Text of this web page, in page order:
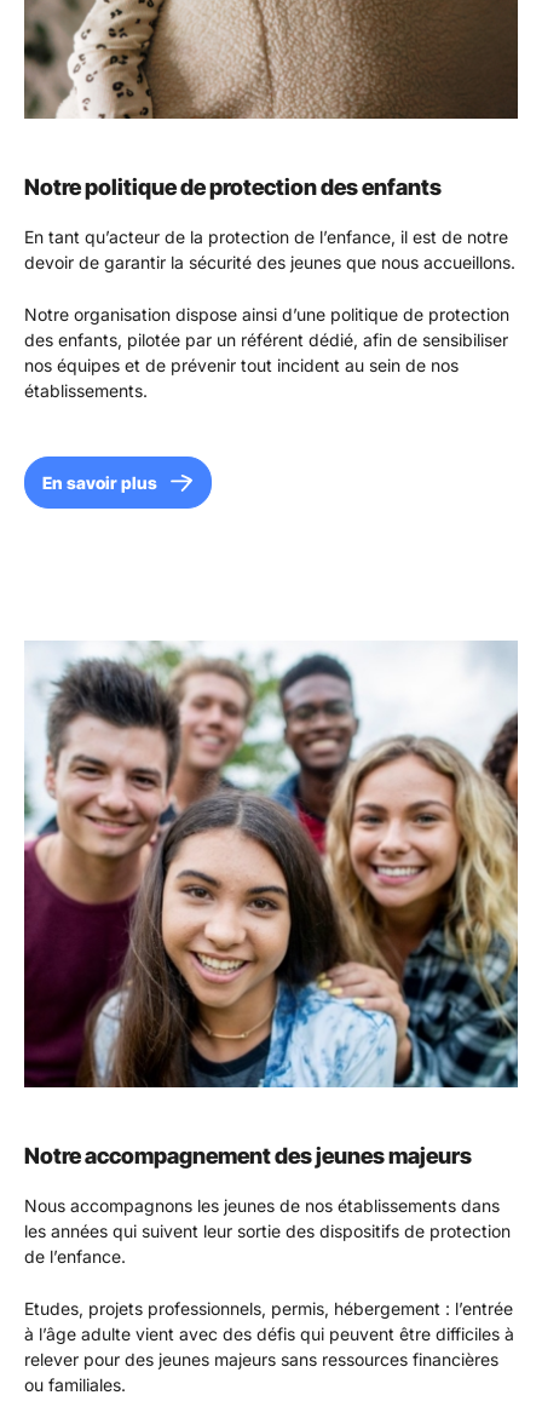
Notre politique de protection des enfants
En tant qu’acteur de la protection de l’enfance, il est de notre
devoir de garantir la sécurité des jeunes que nous accueillons.
Notre organisation dispose ainsi d’une politique de protection
des enfants, pilotée par un référent dédié, afin de sensibiliser
nos équipes et de prévenir tout incident au sein de nos
établissements.
En savoir plus
Notre accompagnement des jeunes majeurs
Nous accompagnons les jeunes de nos établissements dans
les années qui suivent leur sortie des dispositifs de protection
de l’enfance.
Etudes, projets professionnels, permis, hébergement : l’entrée
à l’âge adulte vient avec des défis qui peuvent être difficiles à
relever pour des jeunes majeurs sans ressources financières
ou familiales.